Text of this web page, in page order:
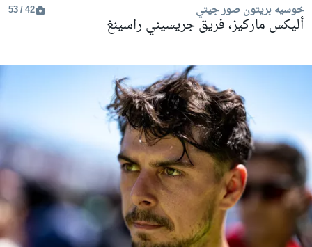
خوسيه بريتون صور جيتي 42 / 53
أليكس ماركيز، فريق جريسيني راسينغ